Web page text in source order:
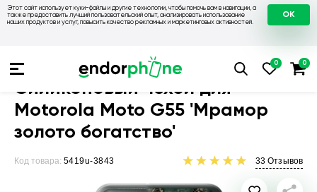
Этот сайт использует куки-файлы и другие технологии, чтобы помочь вам в навигации, а
также предоставить лучший пользовательский опыт, анализировать использование
наших продуктов и услуг, повысить качество рекламных и маркетинговых активностей.
OK
Чехлы на Motorola Чехол для
Силиконовый чехол для
Motorola Moto G55 'Мрамор
золото богатство'
Код товара: 5419u-3843 33 Отзывов